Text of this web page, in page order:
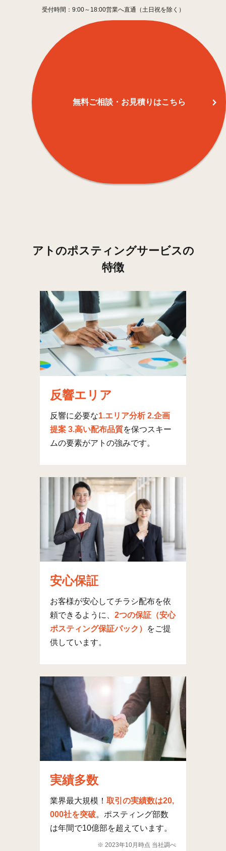
受付時間：9:00～18:00営業へ直通（土日祝を除く）
無料ご相談・お見積りはこちら
アトのポスティングサービスの
特徴
反響エリア
反響に必要な1.エリア分析 2.企画
提案 3.高い配布品質を保つスキー
ムの要素がアトの強みです。
安心保証
お客様が安心してチラシ配布を依
頼できるように、2つの保証（安心
ポスティング保証パック）
をご提
供しています。
実績多数
業界最大規模！取引の実績数は20,
000社を突破。ポスティング部数
は年間で10億部を超えています。
※ 2023年10月時点 当社調べ